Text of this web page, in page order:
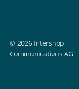
© 2026 Intershop
Communications AG